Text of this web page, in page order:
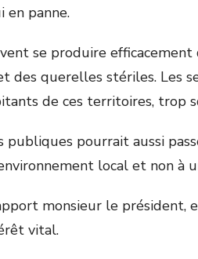
en panne.
se produire
des querelles stériles. Les
de ces territoires, trop
publiques pourrait aussi
local et non
monsieur le
vital.